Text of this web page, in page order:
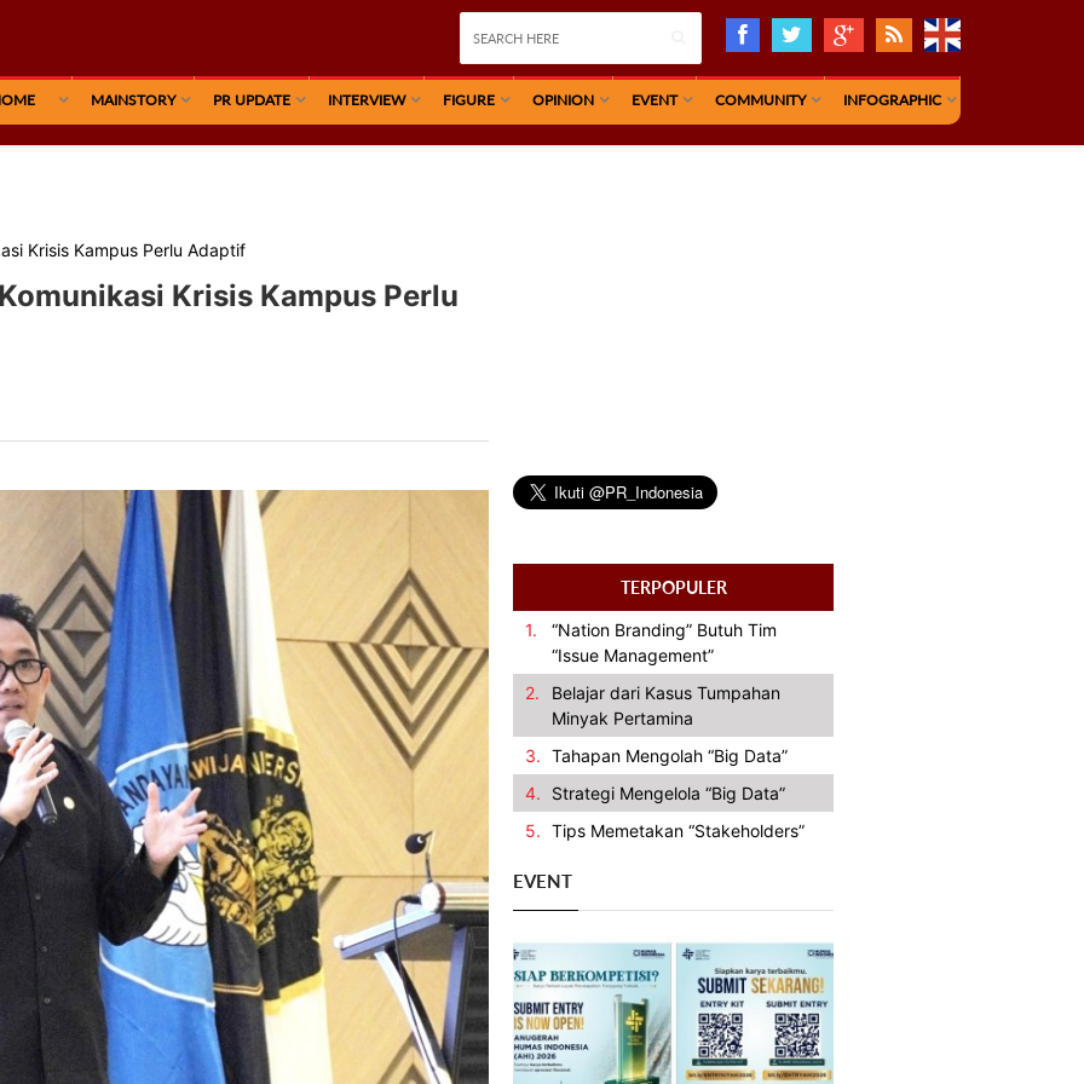
MAINSTORY PR UPDATE INTERVIEW FIGURE OPINION EVENT COMMUNITY INFOGRAPHIC
Krisis Kampus Perlu Adaptif
Krisis Kampus Perlu
TERPOPULER
1.
“Nation Branding” Butuh Tim
“Issue Management”
2.
Belajar dari Kasus Tumpahan
Minyak Pertamina
3. Tahapan Mengolah “Big Data”
4.
Strategi Mengelola “Big Data”
5. Tips Memetakan “Stakeholders”
EVENT
Previous Next